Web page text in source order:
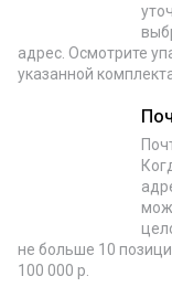
адрес. Осмотрите
указанной
не больше 10
100 000 р.